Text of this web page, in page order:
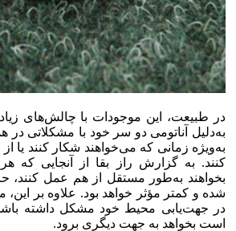
در طبیعت، این موجودات با چالش‌های
به‌دلیل آناتومی دو سر خود با مشکلاتی در
به‌ویژه زمانی که می‌خواهند شکار کنند یا
کنند. به گزارش راز بقا از آنجایی
بخواهند به‌طور مستقل از هم عمل کنند،
شده و کمتر مؤثر خواهد بود. علاوه بر
در جهت‌یابی محیط خود مشکل داشته
است بخواهد به جهت دیگری برود.